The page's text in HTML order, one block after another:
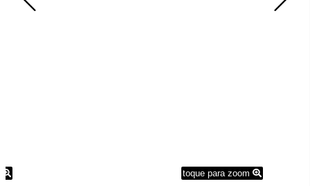
toque para zoom